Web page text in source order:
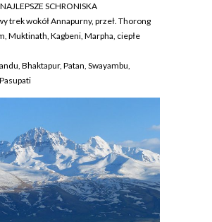
SCHRONISKA
trek wokół Annapurny, przeł. Thorong
Muktinath, Kagbeni, Marpha, ciepłe
Bhaktapur, Patan, Swayambu,